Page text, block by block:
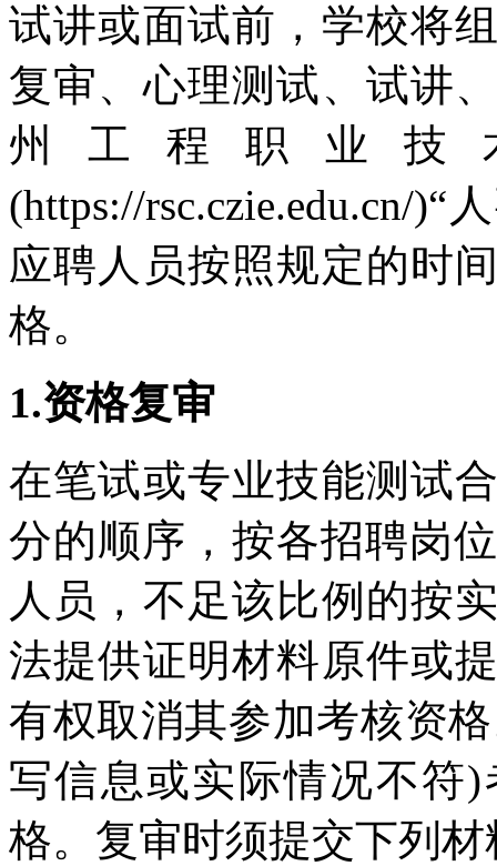
试讲或面试前，学校将
复审、心理测试、试讲
州工程职业技
(https://rsc.czie.edu.cn/
应聘人员按照规定的时
格。
1.资格复审
在笔试或专业技能测试
分的顺序，按各招聘岗
人员，不足该比例的按
法提供证明材料原件或
有权取消其参加考核资
写信息或实际情况不符
格。复审时须提交下列